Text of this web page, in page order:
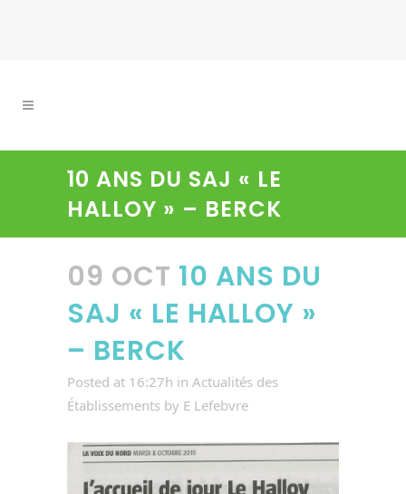
10 ANS DU SAJ « LE
HALLOY » – BERCK
09 OCT 10 ANS DU
SAJ « LE HALLOY »
– BERCK
Posted at 16:27h in Actualités des
Établissements by E Lefebvre